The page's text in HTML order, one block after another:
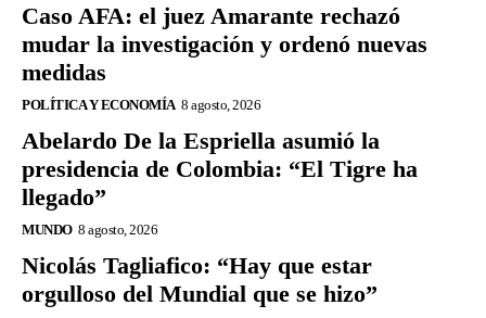
Caso AFA: el juez Amarante rechazó
mudar la investigación y ordenó nuevas
medidas
POLÍTICA Y ECONOMÍA 8 agosto, 2026
Abelardo De la Espriella asumió la
presidencia de Colombia: “El Tigre ha
llegado”
MUNDO 8 agosto, 2026
Nicolás Tagliafico: “Hay que estar
orgulloso del Mundial que se hizo”